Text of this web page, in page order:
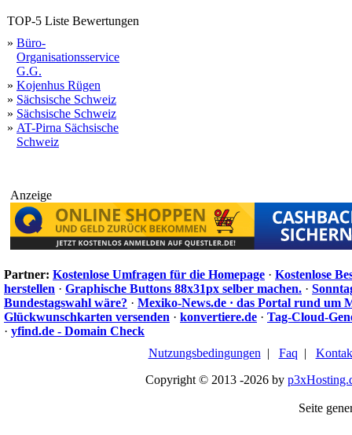
TOP-5 Liste Bewertungen
» Büro-
Organisationsservice
G.G.
» Kojenhus Rügen
» Sächsische Schweiz
» Sächsische Schweiz
» AT-Pirna Sächsische
Schweiz
Anzeige
Partner: Kostenlose Umfragen für die Homepage · Kostenlose
herstellen · Graphische Buttons 88x31px selber machen. ·
Bundestagswahl wäre? · Mexiko-News.de · das Portal rund um
Glückwunschkarten versenden · konvertiere.de · Tag-Cloud-
· yfind.de - Domain Check
Nutzungsbedingungen | Faq |
Copyright © 2013 -2026 by
Seite